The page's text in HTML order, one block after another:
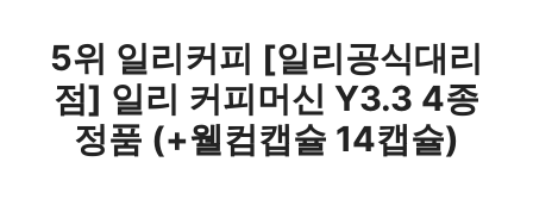
5위 일리커피 [일리공식대리
점] 일리 커피머신 Y3.3 4종
정품 (+웰컴캡슐 14캡슐)